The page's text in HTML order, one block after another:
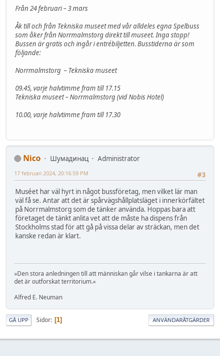
Från 24 februari – 3 mars
Åk till och från Tekniska museet med vår alldeles egna Spelbuss
som åker från Norrmalmstorg direkt till museet. Inga stopp!
Bussen är gratis och ingår i entrébiljetten. Busstiderna är som
följande:
Norrmalmstorg – Tekniska museet
09.45, varje halvtimme fram till 17.15
Tekniska museet – Norrmalmstorg (vid Nobis Hotel)
10.00, varje halvtimme fram till 17.30
Nico Шумадинац
Administrator
#3
17 februari 2024, 20:16:59 PM
Muséet har väl hyrt in något bussföretag, men vilket lär man
väl få se. Antar att det är spårvägshållplatsläget i innerkörfältet
på Norrmalmstorg som de tänker använda. Hoppas bara att
företaget de tänkt anlita vet att de måste ha dispens från
Stockholms stad för att gå på vissa delar av sträckan, men det
kanske redan är klart.
»Den stora anledningen till att människan går vilse i tankarna är att
det är outforskat territorium.«
Alfred E. Neuman
GÅ UPP Sidor 1 ANVÄNDARÅTGÄRDER